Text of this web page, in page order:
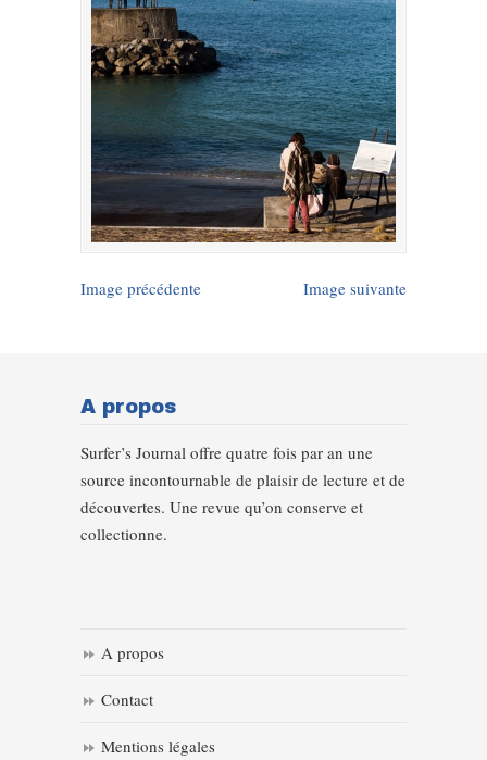
Image précédente Image suivante
A propos
Surfer’s Journal offre quatre fois par an une
source incontournable de plaisir de lecture et de
découvertes. Une revue qu’on conserve et
collectionne.
A propos
Contact
Mentions légales